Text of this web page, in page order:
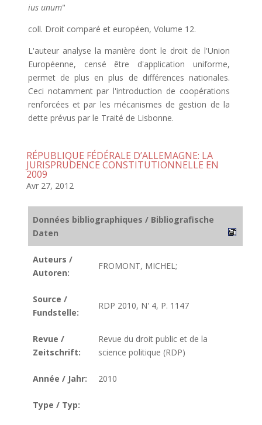
ius unum"
coll. Droit comparé et européen, Volume 12.
L'auteur analyse la manière dont le droit de l'Union
Européenne, censé être d'application uniforme,
permet de plus en plus de différences nationales.
Ceci notamment par l'introduction de coopérations
renforcées et par les mécanismes de gestion de la
dette prévus par le Traité de Lisbonne.
RÉPUBLIQUE FÉDÉRALE D’ALLEMAGNE: LA
JURISPRUDENCE CONSTITUTIONNELLE EN
2009
Avr 27, 2012
Données bibliographiques / Bibliografische
Daten
Auteurs /
Autoren:
FROMONT, MICHEL;
Source /
Fundstelle:
RDP 2010, N' 4, P. 1147
Revue /
Zeitschrift:
Revue du droit public et de la
science politique (RDP)
Année / Jahr: 2010
Type / Typ: